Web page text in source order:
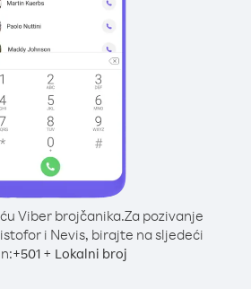
Viber brojčanika.Za pozivanje
i Nevis, birajte na sljedeći
+501+ Lokalni broj